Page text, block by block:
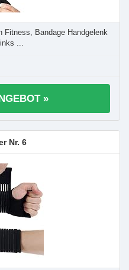
Fitness, Bandage Handgelenk
...
»
6